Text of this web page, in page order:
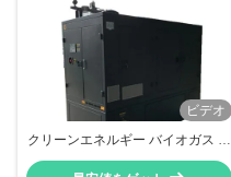
ビデオ
クリーンエネルギー バイオガス コ
ージェネレーション 200KVA